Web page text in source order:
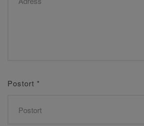
Postort *